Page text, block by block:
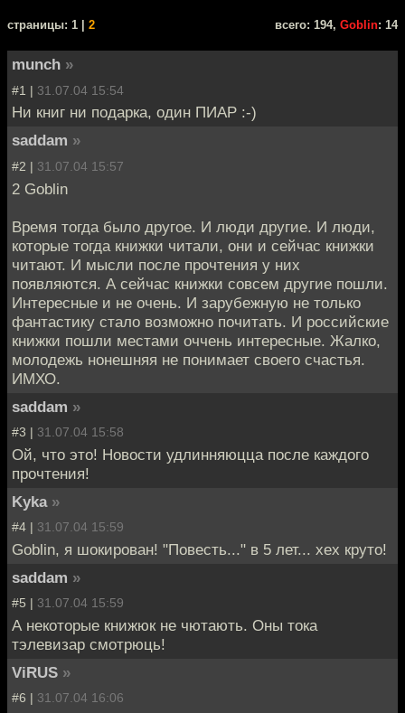
cтраницы: 1 | 2 всего: 194, Goblin: 14
munch »
#1 | 31.07.04 15:54
Ни книг ни подарка, один ПИАР :-)
saddam »
#2 | 31.07.04 15:57
2 Goblin
Время тогда было другое. И люди другие. И люди,
которые тогда книжки читали, они и сейчас книжки
читают. И мысли после прочтения у них
появляются. А сейчас книжки совсем другие пошли.
Интересные и не очень. И зарубежную не только
фантастику стало возможно почитать. И российские
книжки пошли местами оччень интересные. Жалко,
молодежь нонешняя не понимает своего счастья.
ИМХО.
saddam »
#3 | 31.07.04 15:58
Ой, что это! Новости удлинняюцца после каждого
прочтения!
Kyka »
#4 | 31.07.04 15:59
Goblin, я шокирован! "Повесть..." в 5 лет... хех круто!
saddam »
#5 | 31.07.04 15:59
А некоторые книжюк не чютають. Оны тока
тэлевизар смотрюць!
ViRUS »
#6 | 31.07.04 16:06